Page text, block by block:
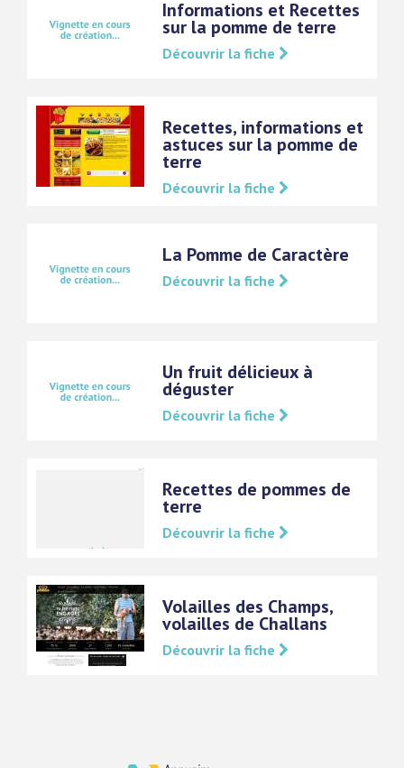
Informations et Recettes
sur la pomme de terre
Découvrir la fiche
Recettes, informations et
astuces sur la pomme de
terre
Découvrir la fiche
La Pomme de Caractère
Découvrir la fiche
Un fruit délicieux à
déguster
Découvrir la fiche
Recettes de pommes de
terre
Découvrir la fiche
Volailles des Champs,
volailles de Challans
Découvrir la fiche